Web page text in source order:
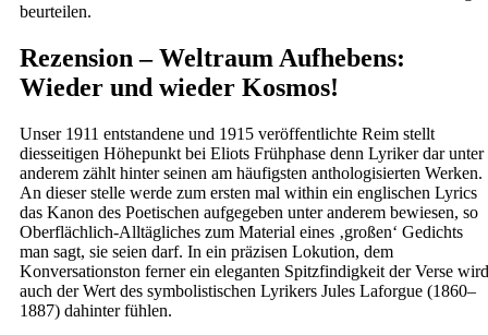
beurteilen.
Rezension – Weltraum Aufhebens:
Wieder und wieder Kosmos!
Unser 1911 entstandene und 1915 veröffentlichte Reim stellt
diesseitigen Höhepunkt bei Eliots Frühphase denn Lyriker dar unter
anderem zählt hinter seinen am häufigsten anthologisierten Werken.
An dieser stelle werde zum ersten mal within ein englischen Lyrics
das Kanon des Poetischen aufgegeben unter anderem bewiesen, so
Oberflächlich-Alltägliches zum Material eines ‚großen‘ Gedichts
man sagt, sie seien darf. In ein präzisen Lokution, dem
Konversationston ferner ein eleganten Spitzfindigkeit der Verse wird
auch der Wert des symbolistischen Lyrikers Jules Laforgue (1860–
1887) dahinter fühlen.